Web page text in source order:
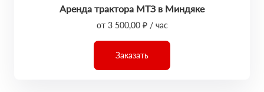
Аренда трактора МТЗ в Миндяке
от 3 500,00 ₽ / час
Заказать